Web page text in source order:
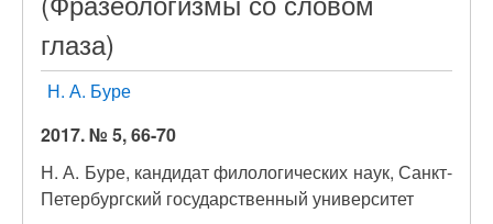
глаза)
Н. А. Буре
2017. № 5, 66-70
Н. А. Буре, кандидат филологических наук, Санкт-
Петербургский государственный университет